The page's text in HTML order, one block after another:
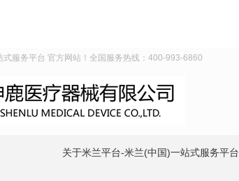
服务平台 官方网站！全国服务热线：400-993-6860
关于米兰平台-米兰(中国)一站式服务平台